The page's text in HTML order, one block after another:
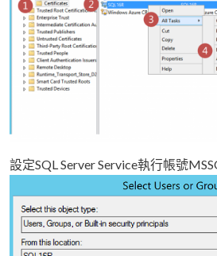
設定SQL Server Service執行帳號